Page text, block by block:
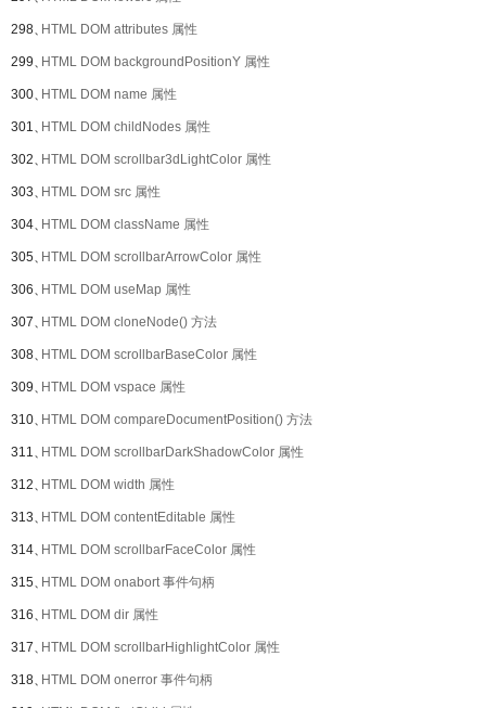
298、HTML DOM attributes 属性
299、HTML DOM backgroundPositionY 属性
300、HTML DOM name 属性
301、HTML DOM childNodes 属性
302、HTML DOM scrollbar3dLightColor 属性
303、HTML DOM src 属性
304、HTML DOM className 属性
305、HTML DOM scrollbarArrowColor 属性
306、HTML DOM useMap 属性
307、HTML DOM cloneNode() 方法
308、HTML DOM scrollbarBaseColor 属性
309、HTML DOM vspace 属性
310、HTML DOM compareDocumentPosition() 方法
311、HTML DOM scrollbarDarkShadowColor 属性
312、HTML DOM width 属性
313、HTML DOM contentEditable 属性
314、HTML DOM scrollbarFaceColor 属性
315、HTML DOM onabort 事件句柄
316、HTML DOM dir 属性
317、HTML DOM scrollbarHighlightColor 属性
318、HTML DOM onerror 事件句柄